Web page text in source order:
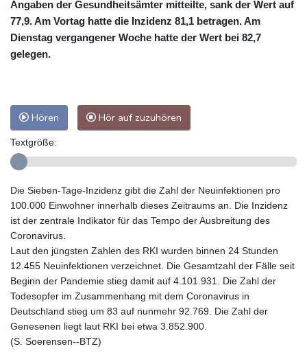
Angaben der Gesundheitsämter mitteilte, sank der Wert auf
77,9. Am Vortag hatte die Inzidenz 81,1 betragen. Am
Dienstag vergangener Woche hatte der Wert bei 82,7
gelegen.
Hören Hör auf zuzuhören
Textgröße:
Die Sieben-Tage-Inzidenz gibt die Zahl der Neuinfektionen pro
100.000 Einwohner innerhalb dieses Zeitraums an. Die Inzidenz
ist der zentrale Indikator für das Tempo der Ausbreitung des
Coronavirus.
Laut den jüngsten Zahlen des RKI wurden binnen 24 Stunden
12.455 Neuinfektionen verzeichnet. Die Gesamtzahl der Fälle seit
Beginn der Pandemie stieg damit auf 4.101.931. Die Zahl der
Todesopfer im Zusammenhang mit dem Coronavirus in
Deutschland stieg um 83 auf nunmehr 92.769. Die Zahl der
Genesenen liegt laut RKI bei etwa 3.852.900.
(S. Soerensen--BTZ)